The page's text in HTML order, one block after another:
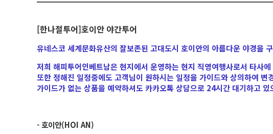
[한나절투어]호이안 야간투어
유네스코 세계문화유산의 잘보존된 고대도시 호이안의 아름다운 야경을
저희 해피투어인베트남은 현지에서 운영하는 현지 직영여행사로서 타사
또한 정해진 일정중에도 고객님이 원하시는 일정을 가이드와 상의하여 변
가이드가 없는 상품을 예약하셔도 카카오톡 상담으로 24시간 대기하고
- 호이안(HOI AN)